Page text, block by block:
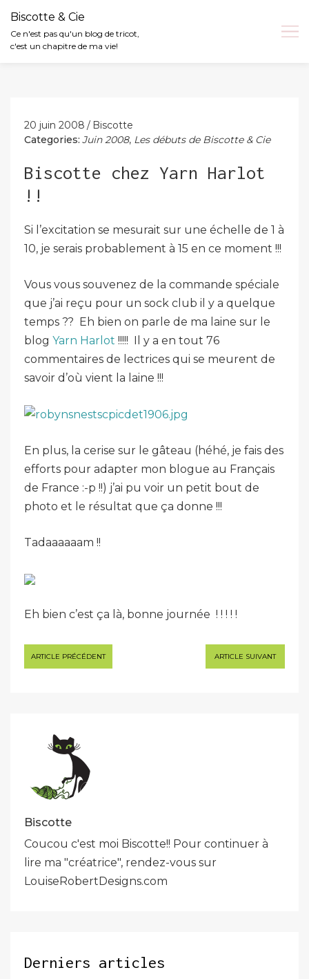
Biscotte & Cie
Ce n'est pas qu'un blog de tricot,
c'est un chapitre de ma vie!
20 juin 2008
Biscotte
Categories: Juin 2008, Les débuts de Biscotte & Cie
Biscotte chez Yarn Harlot
!!
Si l’excitation se mesurait sur une échelle de 1 à
10, je serais probablement à 15 en ce moment !!!
Vous vous souvenez de la commande spéciale
que j’ai reçu pour un sock club il y a quelque
temps ?? Eh bien on parle de ma laine sur le
blog Yarn Harlot !!!!! Il y a en tout 76
commentaires de lectrices qui se meurent de
savoir d’où vient la laine !!!
En plus, la cerise sur le gâteau (héhé, je fais des
efforts pour adapter mon blogue au Français
de France :-p !!) j’ai pu voir un petit bout de
photo et le résultat que ça donne !!!
Tadaaaaaam !!
Eh bien c’est ça là, bonne journée ! ! ! ! !
Navigation
de
ARTICLE PRÉCÉDENT ARTICLE SUIVANT
Biscotte
Coucou c'est moi Biscotte!! Pour continuer à
lire ma "créatrice", rendez-vous sur
LouiseRobertDesigns.com
Derniers articles